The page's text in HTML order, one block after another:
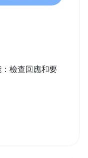
檢查回應和要